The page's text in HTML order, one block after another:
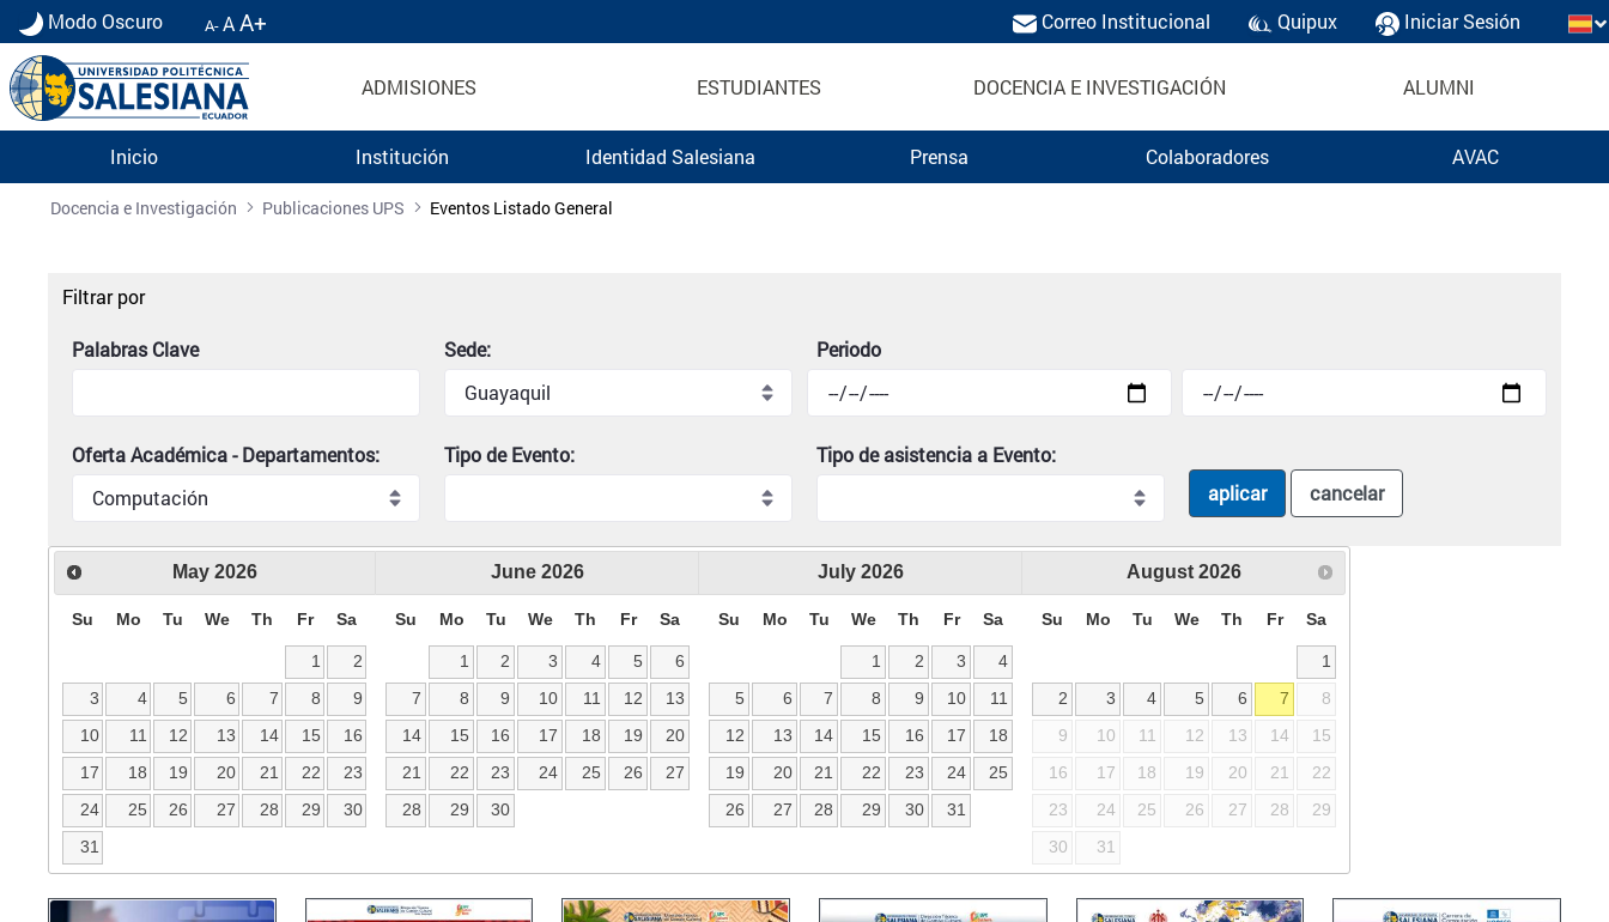
Modo Oscuro A-AA+ Correo Institucional Quipux Iniciar Sesión
ADMISIONES ESTUDIANTES DOCENCIA E INVESTIGACIÓN ALUMNI
Inicio Institución Identidad Salesiana Prensa Colaboradores AVAC
Listado de eventos universitarios | Universidad Politécnica Salesiana
Docencia e Investigación Publicaciones UPS Eventos Listado General
Filtrar por
Palabras Clave Sede: Periodo
Oferta Académica - Departamentos: Tipo de Evento:
Tipo de asistencia a Evento:
aplicar
cancelar
May 2026
Su Mo Tu We Th Fr Sa
1
2
3
4 5 6 7 8
9
10
11 12 13 14 15
16
17
18 19 20 21 22
23
24
25 26 27 28 29
30
31
June 2026
Su Mo Tu We Th Fr Sa
1 2 3 4 5
6
7
8 9 10 11 12
13
14
15 16 17 18 19
20
21
22 23 24 25 26
27
28
29 30
July 2026
Su Mo Tu We Th Fr Sa
1 2 3
4
5
6 7 8 9 10
11
12
13 14 15 16 17
18
19
20 21 22 23 24
25
26
27 28 29 30 31
August 2026
Su Mo Tu We Th Fr Sa
1
2
3 4 5 6 7
8
9
10 11 12 13 14
15
16
17 18 19 20 21
22
23
24 25 26 27 28
29
30
31